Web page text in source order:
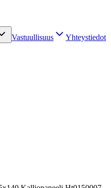
Vastuullisuus Yhteystiedot